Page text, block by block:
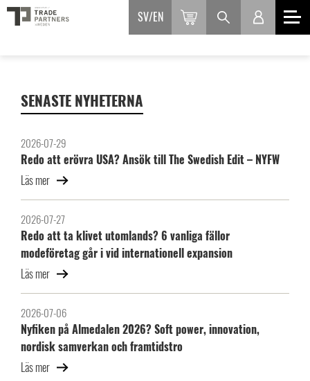
SV EN
SENASTE NYHETERNA
2026-07-29
Redo att erövra USA? Ansök till The Swedish Edit – NYFW
Läs mer
2026-07-27
Redo att ta klivet utomlands? 6 vanliga fällor
modeföretag går i vid internationell expansion
Läs mer
2026-07-06
Nyfiken på Almedalen 2026? Soft power, innovation,
nordisk samverkan och framtidstro
Läs mer